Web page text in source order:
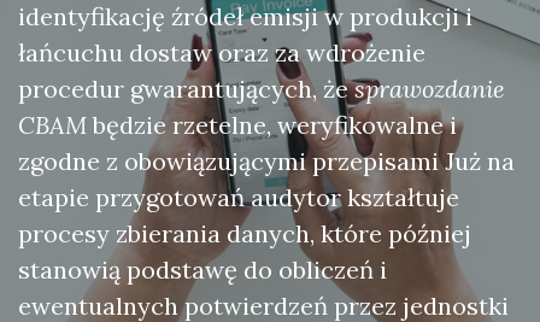
identyfikację źródeł emisji w produkcji i
łańcuchu dostaw oraz za wdrożenie
procedur gwarantujących, żesprawozdanie
CBAMbędzie rzetelne, weryfikowalne i
zgodne z obowiązującymi przepisami Już na
etapie przygotowań audytor kształtuje
procesy zbierania danych, które później
stanowią podstawę do obliczeń i
ewentualnych potwierdzeń przez jednostki